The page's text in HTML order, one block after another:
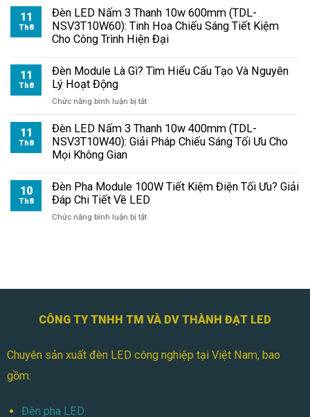
Pha
LED
Module
Không?
Cần
Biết
11
Th8
Đèn LED Nấm 3 Thanh 10w 600mm (TDL-
NSV3T10W60): Tinh Hoa Chiếu Sáng Tiết Kiệm
Cho Công Trình Hiện Đại
11
Th8
Đèn Module Là Gì? Tìm Hiểu Cấu Tạo Và Nguyên
Lý Hoạt Động
Chức năng bình luận bị tắtở
Module
Là
Cấu
Tạo
11
Th8
Đèn LED Nấm 3 Thanh 10w 400mm (TDL-
NSV3T10W40): Giải Pháp Chiếu Sáng Tối Ưu Cho
Mọi Không Gian
10
Th8
Đèn Pha Module 100W Tiết Kiệm Điện Tối Ưu? Giải
Đáp Chi Tiết Về LED
Chức năng bình luận bị tắtở
Kiệm
Tối
Đáp
CÔNG TY TNHH TM VÀ DV THÀNH ĐẠT LED
Chuyên sản xuất đèn LED công nghiệp tại Việt Nam, bao
gồm:
Đèn pha LED